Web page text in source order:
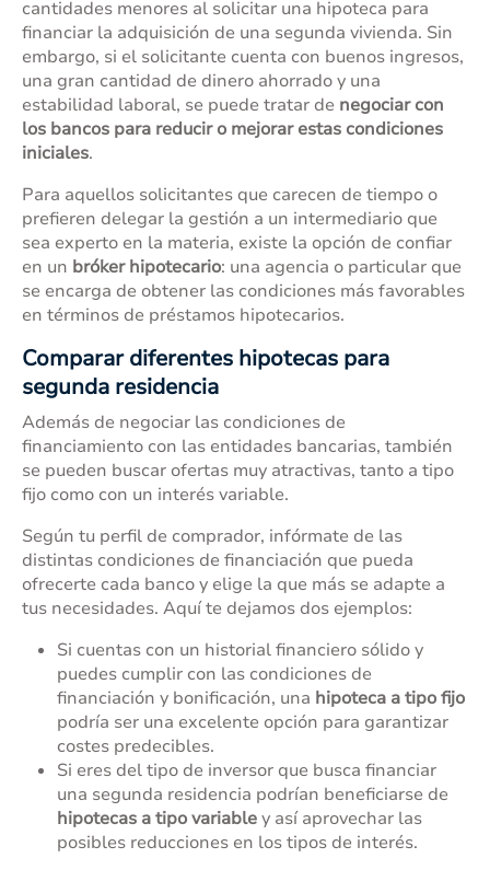
cantidades menores al solicitar una hipoteca para
financiar la adquisición de una segunda vivienda. Sin
embargo, si el solicitante cuenta con buenos ingresos,
una gran cantidad de dinero ahorrado y una
estabilidad laboral, se puede tratar de negociar con
los bancos para reducir o mejorar estas condiciones
iniciales.
Para aquellos solicitantes que carecen de tiempo o
prefieren delegar la gestión a un intermediario que
sea experto en la materia, existe la opción de confiar
en un bróker hipotecario: una agencia o particular que
se encarga de obtener las condiciones más favorables
en términos de préstamos hipotecarios.
Comparar diferentes hipotecas para
segunda residencia
Además de negociar las condiciones de
financiamiento con las entidades bancarias, también
se pueden buscar ofertas muy atractivas, tanto a tipo
fijo como con un interés variable.
Según tu perfil de comprador, infórmate de las
distintas condiciones de financiación que pueda
ofrecerte cada banco y elige la que más se adapte a
tus necesidades. Aquí te dejamos dos ejemplos:
Si cuentas con un historial financiero sólido y
puedes cumplir con las condiciones de
financiación y bonificación, una hipoteca a tipo fijo
podría ser una excelente opción para garantizar
costes predecibles.
Si eres del tipo de inversor que busca financiar
una segunda residencia podrían beneficiarse de
hipotecas a tipo variabley así aprovechar las
posibles reducciones en los tipos de interés.